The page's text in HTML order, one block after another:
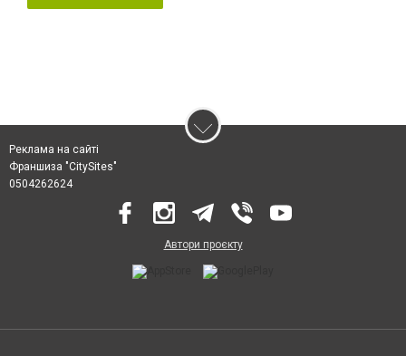
Реклама на сайті
Франшиза "CitySites"
0504262624
Автори проєкту